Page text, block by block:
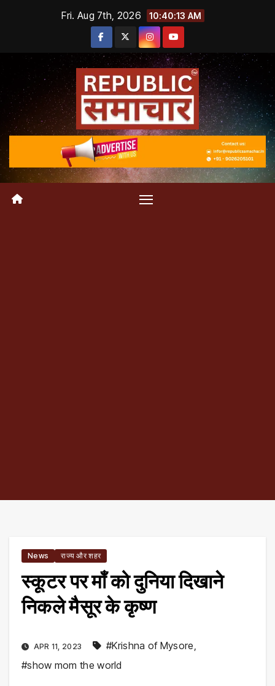
Fri. Aug 7th, 2026 10:40:14 AM
News राज्य और शहर
स्कूटर पर माँ को दुनिया दिखाने
निकले मैसूर के कृष्ण
APR 11, 2023 #Krishna of Mysore,
#show mom the world